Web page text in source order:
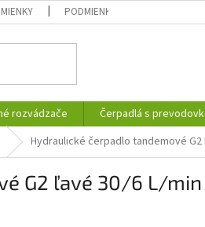
PODMIENKY OCHRANY
rozvádzače Čerpadlá s
Hydraulické čerpadlo tandemové G2
G2 ľavé 30/6 L/min